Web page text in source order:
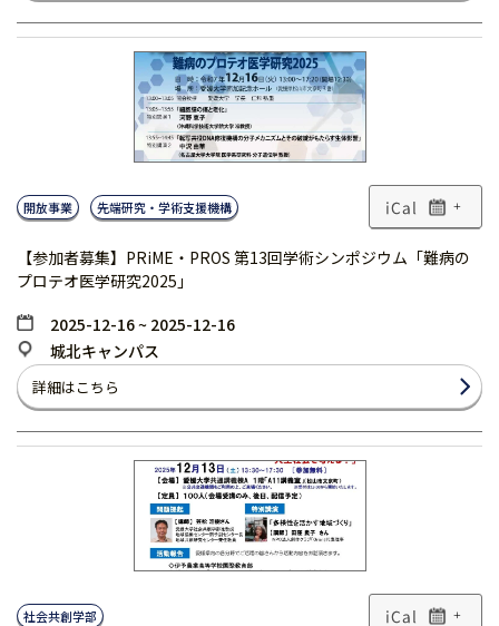
開放事業 先端研究・学術支援機構 +
【参加者募集】PRiME・PROS 第13回学術シンポジウム「難病の
プロテオ医学研究2025」
2025-12-16 ~ 2025-12-16
城北キャンパス
詳細はこちら
社会共創学部 +